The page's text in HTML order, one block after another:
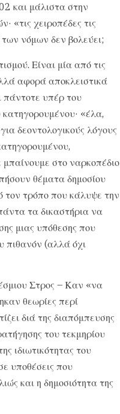
και μάλιστα στην
«τις χειροπέδες τις
νόμων δεν βολεύει;
Είναι μία από τις
αφορά αποκλειστικά
πάντοτε υπέρ του
«έλα,
δεοντολογικούς λόγους
στο ναρκοπέδιο
θέματα δημοσίου
τον τρόπο που κάλυψε την
τα δικαστήρια να
μιας υπόθεσης που
πιθανόν (αλλά όχι
Στρος – Καν «να
θεωρίες περί
διά της διαπόμπευσης
του τεκμηρίου
ιδιωτικότητας του
υποθέσεις που
και η δημοσιότητα της